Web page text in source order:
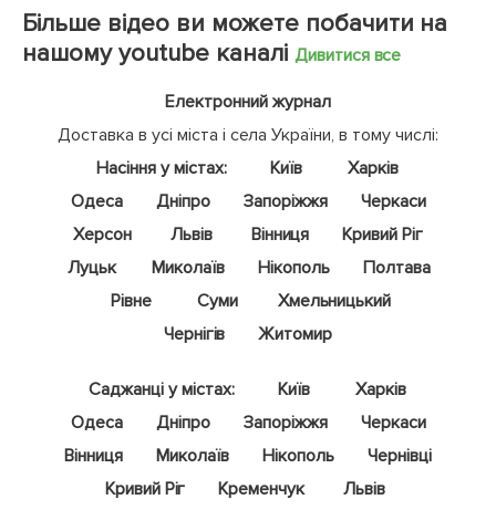
Більше відео ви можете побачити на
нашому youtube каналі Дивитися все
Електронний журнал
Доставка в усі міста і села України, в тому числі:
Насіння у містах:
Київ
Харків
Одеса
Дніпро Запоріжжя
Черкаси
Херсон
Львів Вінниця
Кривий Ріг
Луцьк
Миколаїв Нікополь
Полтава
Рівне
Суми
Хмельницький
Чернігів
Житомир
Саджанці у містах: Київ
Харків
Одеса
Дніпро Запоріжжя
Черкаси
Вінниця
Миколаїв Нікополь
Чернівці
Кривий Ріг
Кременчук
Львів